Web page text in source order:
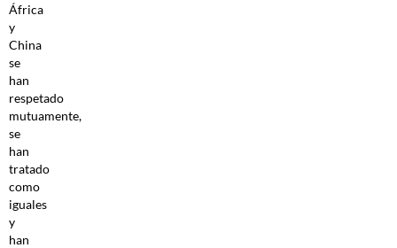
África
y
China
se
han
respetado
mutuamente,
se
han
tratado
como
iguales
y
han